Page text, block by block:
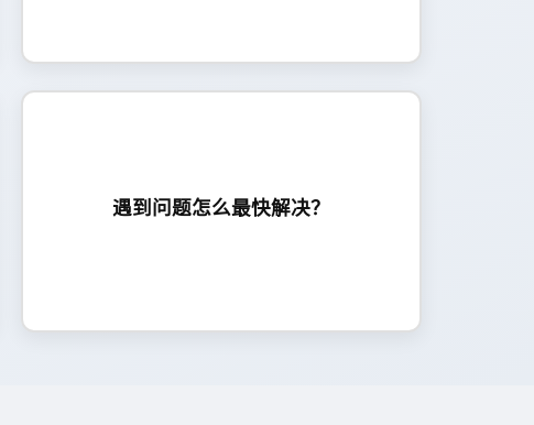
遇到问题怎么最快解决？
解决，通过在线客服提交错误提示与截图可更快